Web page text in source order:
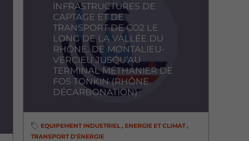
INFRASTRUCTURES DE
CAPTAGE ET DE
TRANSPORT DE CO2 LE
LONG DE LA VALLÉE DU
RHÔNE, DE MONTALIEU-
VERCIEU JUSQU’AU
TERMINAL MÉTHANIER DE
FOS TONKIN (RHÔNE
DÉCARBONATION)
EQUIPEMENT INDUSTRIEL , ENERGIE ET CLIMAT ,
TRANSPORT D'ÉNERGIE